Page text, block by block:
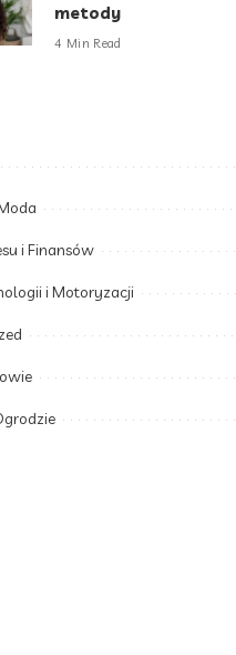
metody
4 Min Read
i Finansów
i Motoryzacji